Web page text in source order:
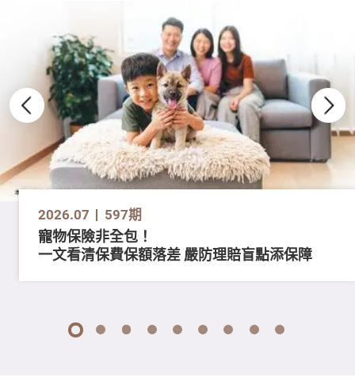
2026.07 597期
寵物保險非全包！
一文看清保費保額落差 嚴防理賠盲點添保障
1 2 3 4 5 6 7 8 9